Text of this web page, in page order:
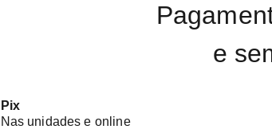
e
Pix
Nas unidades e online